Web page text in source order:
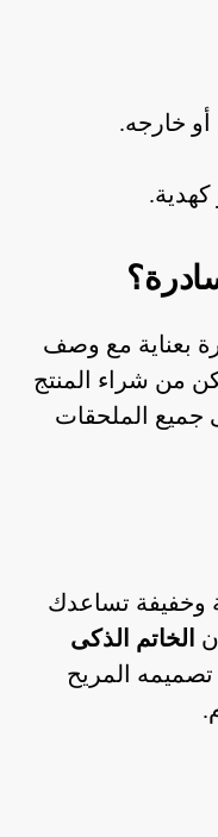
أو خارجه.
بعناية مع وصف
من شراء المنتج
جميع الملحقات
وخفيفة تساعدك
الخاتم الذكى
تصميمه المريح